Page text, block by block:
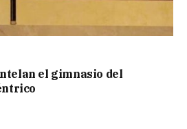
el gimnasio del